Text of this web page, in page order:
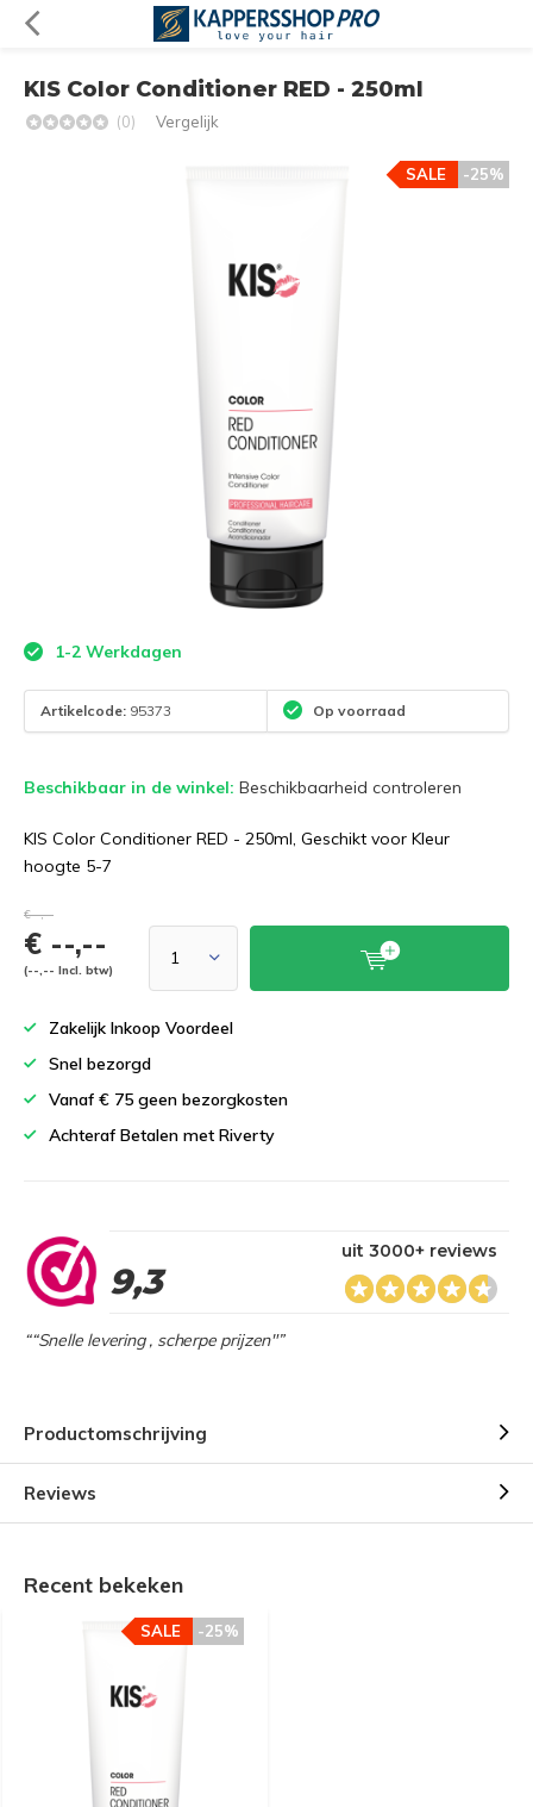
KIS Color Conditioner RED - 250ml
(0) Vergelijk
-25%
SALE
1-2 Werkdagen
Artikelcode: 95373 Op voorraad
Beschikbaar in de winkel: Beschikbaarheid controleren
KIS Color Conditioner RED - 250ml, Geschikt voor Kleur
hoogte 5-7
€--,--
€ --,--
(--,-- Incl. btw)
Zakelijk Inkoop Voordeel
Snel bezorgd
Vanaf € 75 geen bezorgkosten
Achteraf Betalen met Riverty
9,3
uit 3000+ reviews
““Snelle levering , scherpe prijzen"”
Productomschrijving
Reviews
Recent bekeken
-25%
SALE